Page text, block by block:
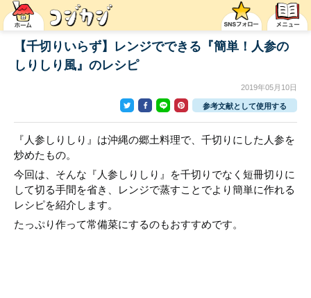
【千切りいらず】レンジでできる『簡単！人参の
しりしり風』のレシピ
2019年05月10日
参考文献として使用する
『人参しりしり』は沖縄の郷土料理で、千切りにした人参を
炒めたもの。
今回は、そんな『人参しりしり』を千切りでなく短冊切りに
して切る手間を省き、レンジで蒸すことでより簡単に作れる
レシピを紹介します。
たっぷり作って常備菜にするのもおすすめです。